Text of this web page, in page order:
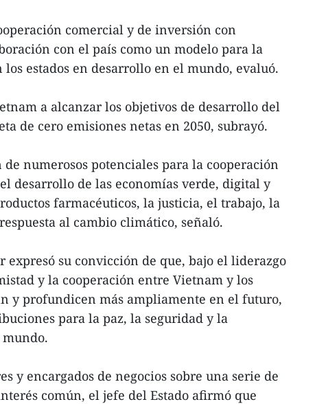
comercial y de inversión con
con el país como un modelo para la
estados en desarrollo en el mundo, evaluó.
a alcanzar los objetivos de desarrollo del
de cero emisiones netas en 2050, subrayó.
numerosos potenciales para la cooperación
desarrollo de las economías verde, digital y
farmacéuticos, la justicia, el trabajo, la
al cambio climático, señaló.
expresó su convicción de que, bajo el liderazgo
y la cooperación entre Vietnam y los
y profundicen más ampliamente en el futuro,
para la paz, la seguridad y la
y encargados de negocios sobre una serie de
común, el jefe del Estado afirmó que